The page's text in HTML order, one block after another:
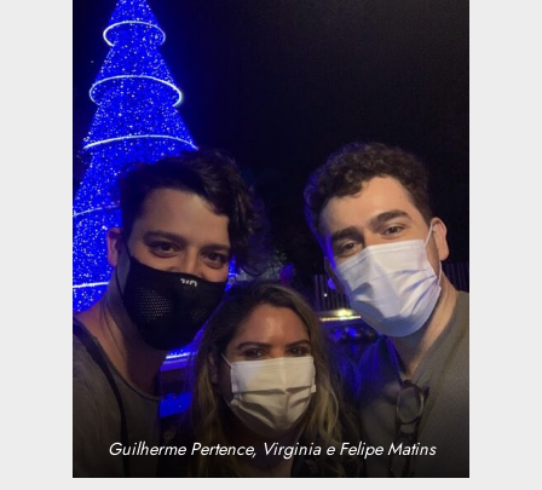
Guilherme Pertence, Virginia e Felipe Matins